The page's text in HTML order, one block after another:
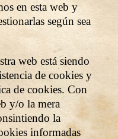
en esta web y
según sea
web está siendo
de cookies y
de cookies. Con
y/o la mera
la
informadas